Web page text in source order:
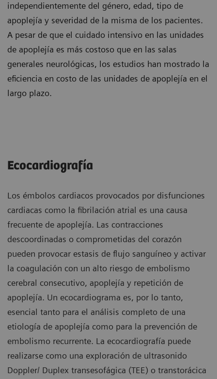
independientemente del género, edad, tipo de
apoplejía y severidad de la misma de los pacientes.
A pesar de que el cuidado intensivo en las unidades
de apoplejía es más costoso que en las salas
generales neurológicas, los estudios han mostrado la
eficiencia en costo de las unidades de apoplejía en el
largo plazo.
Ecocardiografía
Los émbolos cardiacos provocados por disfunciones
cardiacas como la fibrilación atrial es una causa
frecuente de apoplejía. Las contracciones
descoordinadas o comprometidas del corazón
pueden provocar estasis de flujo sanguíneo y activar
la coagulación con un alto riesgo de embolismo
cerebral consecutivo, apoplejía y repetición de
apoplejía. Un ecocardiograma es, por lo tanto,
esencial tanto para el análisis completo de una
etiología de apoplejía como para la prevención de
embolismo recurrente. La ecocardiografía puede
realizarse como una exploración de ultrasonido
Doppler/ Duplex transesofágica (TEE) o transtorácica